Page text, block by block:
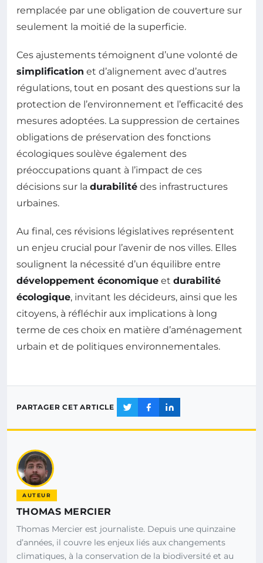
remplacée par une obligation de couverture sur
seulement la moitié de la superficie.
Ces ajustements témoignent d’une volonté de
simplification et d’alignement avec d’autres
régulations, tout en posant des questions sur la
protection de l’environnement et l’efficacité des
mesures adoptées. La suppression de certaines
obligations de préservation des fonctions
écologiques soulève également des
préoccupations quant à l’impact de ces
décisions sur la durabilité des infrastructures
urbaines.
Au final, ces révisions législatives représentent
un enjeu crucial pour l’avenir de nos villes. Elles
soulignent la nécessité d’un équilibre entre
développement économique et durabilité
écologique, invitant les décideurs, ainsi que les
citoyens, à réfléchir aux implications à long
terme de ces choix en matière d’aménagement
urbain et de politiques environnementales.
PARTAGER CET ARTICLE
AUTEUR
THOMAS MERCIER
Thomas Mercier est journaliste. Depuis une quinzaine
d’années, il couvre les enjeux liés aux changements
climatiques, à la conservation de la biodiversité et au